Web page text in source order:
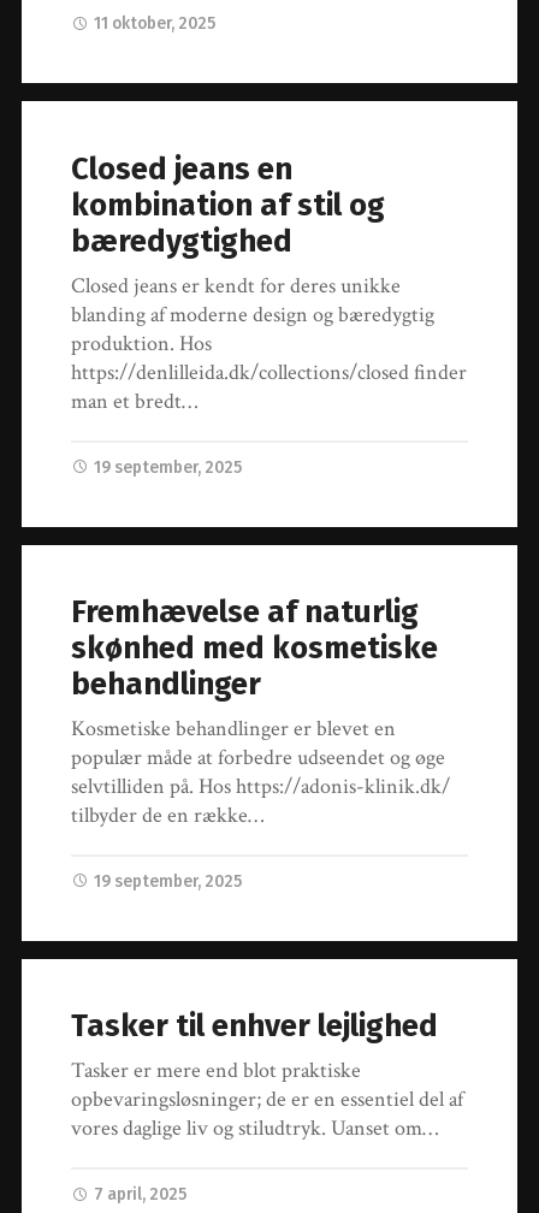
11 oktober, 2025
Closed jeans en
kombination af stil og
bæredygtighed
Closed jeans er kendt for deres unikke
blanding af moderne design og bæredygtig
produktion. Hos
https://denlilleida.dk/collections/closed finder
man et bredt…
19 september, 2025
Fremhævelse af naturlig
skønhed med kosmetiske
behandlinger
Kosmetiske behandlinger er blevet en
populær måde at forbedre udseendet og øge
selvtilliden på. Hos https://adonis-klinik.dk/
tilbyder de en række…
19 september, 2025
Tasker til enhver lejlighed
Tasker er mere end blot praktiske
opbevaringsløsninger; de er en essentiel del af
vores daglige liv og stiludtryk. Uanset om…
7 april, 2025